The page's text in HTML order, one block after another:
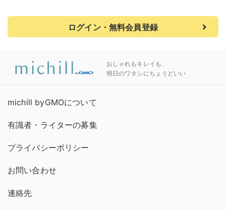
ログイン・無料会員登録
おしゃれもキレイも、
明日のワタシにちょうどいい
michill byGMOについて
有識者・ライターの募集
プライバシーポリシー
お問い合わせ
連絡先